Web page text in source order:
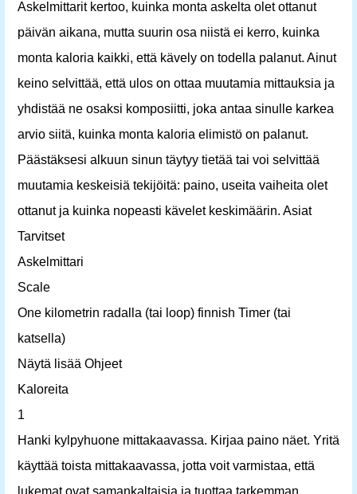
Askelmittarit kertoo, kuinka monta askelta olet ottanut
päivän aikana, mutta suurin osa niistä ei kerro, kuinka
monta kaloria kaikki, että kävely on todella palanut. Ainut
keino selvittää, että ulos on ottaa muutamia mittauksia ja
yhdistää ne osaksi komposiitti, joka antaa sinulle karkea
arvio siitä, kuinka monta kaloria elimistö on palanut.
Päästäksesi alkuun sinun täytyy tietää tai voi selvittää
muutamia keskeisiä tekijöitä: paino, useita vaiheita olet
ottanut ja kuinka nopeasti kävelet keskimäärin. Asiat
Tarvitset
Askelmittari
Scale
One kilometrin radalla (tai loop) finnish Timer (tai
katsella)
Näytä lisää Ohjeet
Kaloreita
1
Hanki kylpyhuone mittakaavassa. Kirjaa paino näet. Yritä
käyttää toista mittakaavassa, jotta voit varmistaa, että
lukemat ovat samankaltaisia ​​ja tuottaa tarkemman